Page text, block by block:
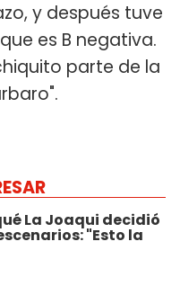
y después tuve
es B negativa.
parte de la
La Joaqui decidió
"Esto la